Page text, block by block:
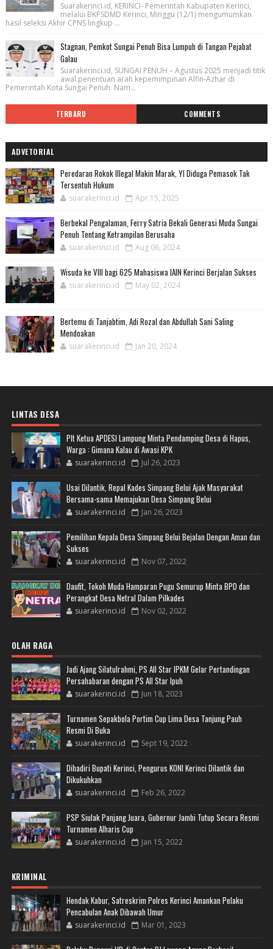
Suarakerinci.id, KERINCI- Pemerintah Kabupaten Kerinci,
melalui BKPSDMD Kerinci, Minggu (12/1) mengumumkan
hasil seleksi Akhir CPNS lingkup ...
Stagnan, Pemkot Sungai Penuh Bisa Lumpuh di Tangan Pejabat
Galau
Suarakerinci.id, SUNGAI PENUH – Agustus 2025 menjadi titik
awal penentuan arah kepemimpinan Alfin-Azhar di
Pemerintah Kota Sungai Penuh. Nam...
TERBARU COMMENTS
ADVETORIAL
Peredaran Rokok Illegal Makin Marak, YI Diduga Pemasok Tak
Tersentuh Hukum
suarakerinci.id Apr 15, 2025
Berbekal Pengalaman, Ferry Satria Bekali Generasi Muda Sungai
Penuh Tentang Ketrampilan Berusaha
suarakerinci.id Aug 06, 2024
Wisuda ke VIII bagi 625 Mahasiswa IAIN Kerinci Berjalan Sukses
suarakerinci.id May 02, 2024
Bertemu di Tanjabtim, Adi Rozal dan Abdullah Sani Saling
Mendoakan
suarakerinci.id Jan 20, 2024
LINTAS DESA
Plt Ketua APDESI Lampung Minta Pendamping Desa di Hapus,
Warga : Gimana Kalau di Awasi KPK
suarakerinci.id Jul 26, 2023
Usai Dilantik, Repal Kades Simpang Belui Ajak Masyarakat
Bersama-sama Memajukan Desa Simpang Belui
suarakerinci.id Jan 26, 2023
Pemilihan Kepala Desa Simpang Belui Bejalan Dengan Aman dan
Sukses
suarakerinci.id Nov 07, 2022
Daufit, Tokoh Muda Hamparan Pugu Semurup Minta BPD dan
Perangkat Desa Netral Dalam Pilkades
suarakerinci.id Nov 02, 2022
OLAH RAGA
Jadi Ajang Silatulrahmi, PS All Star IPKM Gelar Pertandingan
Persahabaran dengan PS All Star Ipuh
suarakerinci.id Jun 18, 2023
Turnamen Sepakbola Portim Cup Lima Desa Tanjung Pauh
Resmi Di Buka
suarakerinci.id Sept 19, 2022
Dihadiri Bupati Kerinci, Pengurus KONI Kerinci Dilantik dan
Dikukuhkan
suarakerinci.id Feb 26, 2022
PSP Siulak Panjang Juara, Gubernur Jambi Tutup Secara Resmi
Turnamen Alharis Cup
suarakerinci.id Jan 15, 2022
KRIMINAL
Hendak Kabur, Satreskrim Polres Kerinci Amankan Pelaku
Pencabulan Anak Dibawah Umur
suarakerinci.id Mar 01, 2023